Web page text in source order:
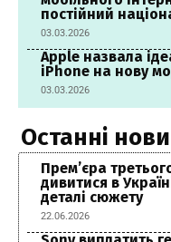
постійний
03.03.2026
Apple назвала
iPhone на нову
03.03.2026
Останні
Прем’єра
дивитися в
деталі сюжету
22.06.2026